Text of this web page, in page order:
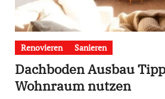
Renovieren Sanieren
Dachboden Ausbau
Wohnraum nutzen